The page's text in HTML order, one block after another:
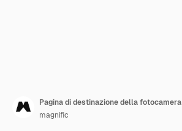
Pagina di destinazione della fotocamera
magnific